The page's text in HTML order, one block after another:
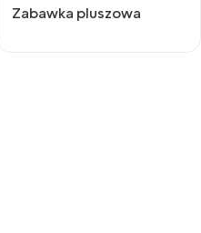
Zabawka pluszowa